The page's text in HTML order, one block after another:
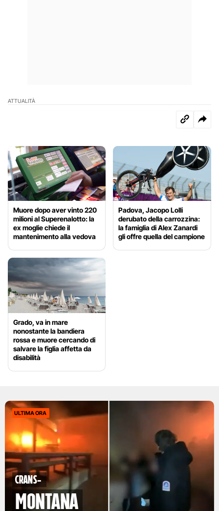
ATTUALITÀ
Muore dopo aver vinto 220
milioni al Superenalotto: la
ex moglie chiede il
mantenimento alla vedova
Padova, Jacopo Lolli
derubato della carrozzina:
la famiglia di Alex Zanardi
gli offre quella del campione
Grado, va in mare
nonostante la bandiera
rossa e muore cercando di
salvare la figlia affetta da
disabilità
ULTIMA ORA
Crans-
Montana